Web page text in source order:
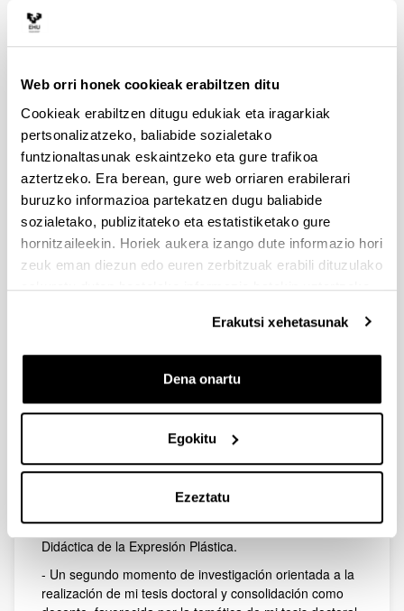
Web orri honek cookieak erabiltzen ditu
Cookieak erabiltzen ditugu edukiak eta iragarkiak
pertsonalizatzeko, baliabide sozialetako
funtzionaltasunak eskaintzeko eta gure trafikoa
aztertzeko. Era berean, gure web orriaren erabilerari
buruzko informazioa partekatzen dugu baliabide
sozialetako, publizitateko eta estatistiketako gure
hornitzaileekin. Horiek aukera izango dute informazio hori
zeuk eman diezun edo euren zerbitzuak erabili dituzulako
eskuratu duten bestelako informazio batekin uztartzeko.
Erakutsi xehetasunak
Dena onartu
Egokitu
Ezeztatu
943 018485
Posta elektronikoa
estitxu.aberasturi@ehu.eus
CV ABREVIADO
DOCENCIA
LOCALIZACIÓN
CV ABREVIADO
El curriculum resume una trayectoria investigadora y
docente asociada principalmente a la formación del
Desde el año 2000 soy miembro del grupo de
consolidado del sistema universitario vasco. Pertenecer
a un grupo de investigación consolidado me ha
compartir una mirada investigadora que ha hecho que
la docencia quedara totalmente unida a la investigación.
En mi desarrollo profesional como docente universitiaria
- Un primer momento centrado en la iniciación a la
investigación y la docencia en el departamento de
Didáctica de la Expresión Plástica.
- Un segundo momento de investigación orientada a la
realización de mi tesis doctoral y consolidación como